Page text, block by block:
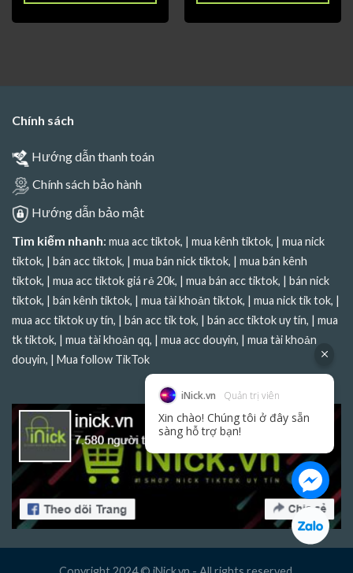
Chính sách
Hướng dẫn thanh toán
Chính sách bảo hành
Hướng dẫn bảo mật
Tìm kiếm nhanh: mua acc tiktok, | mua kênh tiktok, | mua nick
tiktok, | bán acc tiktok, | mua bán nick tiktok, | mua bán kênh
tiktok, | mua acc tiktok giá rẻ 20k, | mua bán acc tiktok, | bán nick
tiktok, | bán kênh tiktok, | mua tài khoản tiktok, | mua nick tik tok, |
mua acc tiktok uy tín, | bán acc tik tok, | bán acc tiktok uy tín, | mua
tk tiktok, | mua tài khoản qq, | mua acc douyin, | mua tài khoản
douyin, | Mua follow TikTok
iNick.vn Quản trị viên
Xin chào! Chúng tôi ở đây sẵn
sàng hỗ trợ bạn!